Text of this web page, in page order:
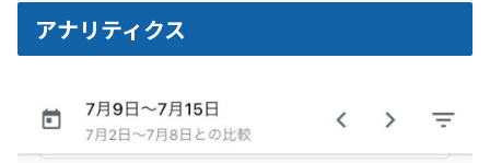
アナリティクス